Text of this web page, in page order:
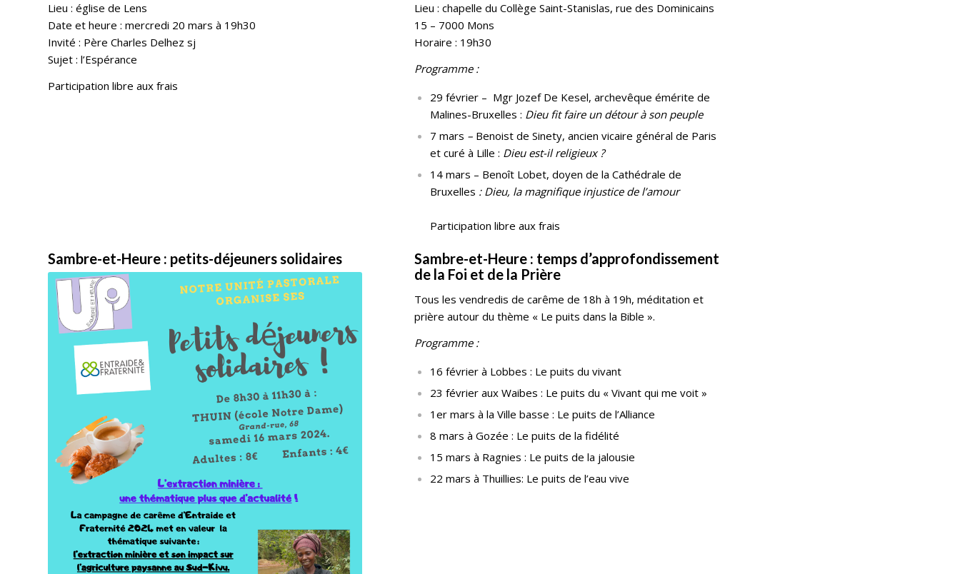
Lieu : église de Lens
Date et heure : mercredi 20 mars à 19h30
Invité : Père Charles Delhez sj
Sujet : l’Espérance
Participation libre aux frais
Lieu : chapelle du Collège Saint-Stanislas, rue des Dominicains
15 – 7000 Mons
Horaire : 19h30
Programme :
29 février – Mgr Jozef De Kesel, archevêque émérite de
Malines-Bruxelles : Dieu fit faire un détour à son peuple
7 mars – Benoist de Sinety, ancien vicaire général de Paris
et curé à Lille : Dieu est-il religieux ?
14 mars – Benoît Lobet, doyen de la Cathédrale de
Bruxelles : Dieu, la magnifique injustice de l’amour
Participation libre aux frais
Sambre-et-Heure : petits-déjeuners solidaires
Sambre-et-Heure : temps d’approfondissement
de la Foi et de la Prière
Tous les vendredis de carême de 18h à 19h, méditation et
prière autour du thème « Le puits dans la Bible ».
Programme :
16 février à Lobbes : Le puits du vivant
23 février aux Waibes : Le puits du « Vivantqui me voit »
1er mars à la Ville basse : Le puits de l’Alliance
8 mars à Gozée : Le puits de la fidélité
15 mars à Ragnies : Le puits de la jalousie
22 mars à Thuillies: Le puits de l’eau vive